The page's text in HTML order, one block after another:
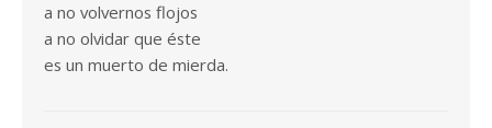
a no volvernos flojos
a no olvidar que éste
es un muerto de mierda.